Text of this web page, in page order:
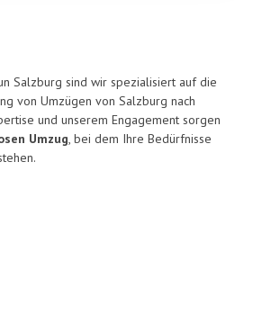
Salzburg sind wir spezialisiert auf die
von Umzügen von Salzburg nach
und unserem Engagement sorgen
Umzug, bei dem Ihre Bedürfnisse